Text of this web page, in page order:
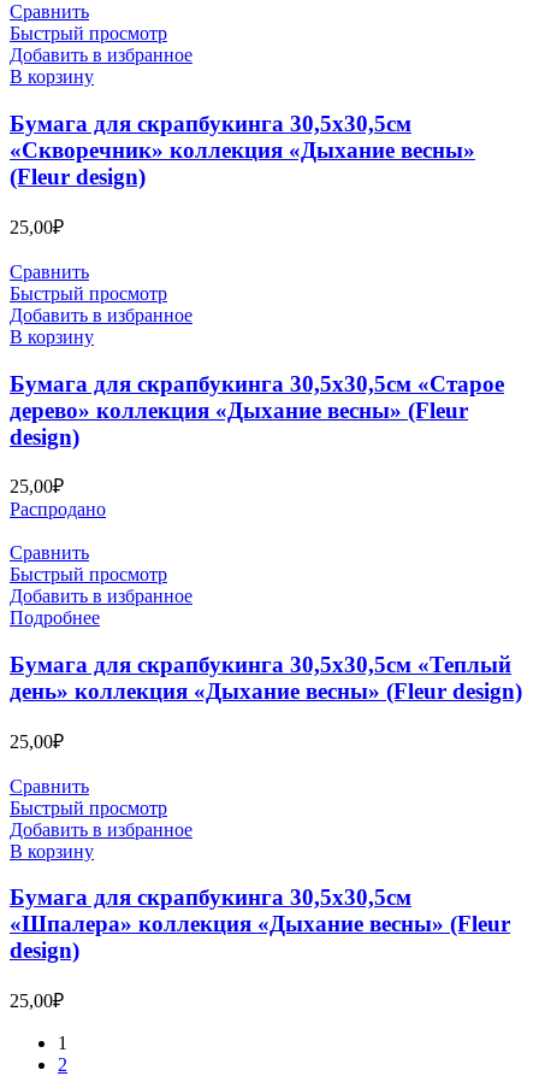
Сравнить
Быстрый просмотр
Добавить в избранное
В корзину
Бумага для скрапбукинга 30,5х30,5см
«Скворечник» коллекция «Дыхание весны»
(Fleur design)
25,00₽
Сравнить
Быстрый просмотр
Добавить в избранное
В корзину
Бумага для скрапбукинга 30,5х30,5см «Старое
дерево» коллекция «Дыхание весны» (Fleur
design)
25,00₽
Распродано
Сравнить
Быстрый просмотр
Добавить в избранное
Подробнее
Бумага для скрапбукинга 30,5х30,5см «Теплый
день» коллекция «Дыхание весны» (Fleur design)
25,00₽
Сравнить
Быстрый просмотр
Добавить в избранное
В корзину
Бумага для скрапбукинга 30,5х30,5см
«Шпалера» коллекция «Дыхание весны» (Fleur
design)
25,00₽
1
2